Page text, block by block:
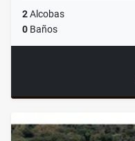
2Alcobas
0 Baños